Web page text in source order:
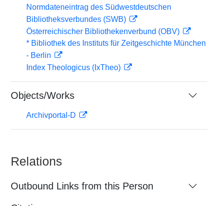
Normdateneintrag des Südwestdeutschen
Bibliotheksverbundes (SWB)
Österreichischer Bibliothekenverbund (OBV)
* Bibliothek des Instituts für Zeitgeschichte München
- Berlin
Index Theologicus (IxTheo)
Objects/Works
Archivportal-D
Relations
Outbound Links from this Person